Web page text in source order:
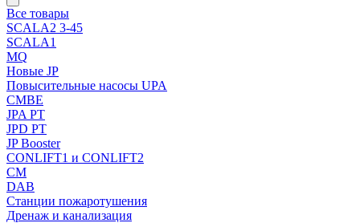
Все товары
SCALA2 3-45
SCALA1
MQ
Новые JP
Повысительные насосы UPA
CMBE
JPA PT
JPD PT
JP Booster
CONLIFT1 и CONLIFT2
CM
DAB
Станции пожаротушения
Дренаж и канализация